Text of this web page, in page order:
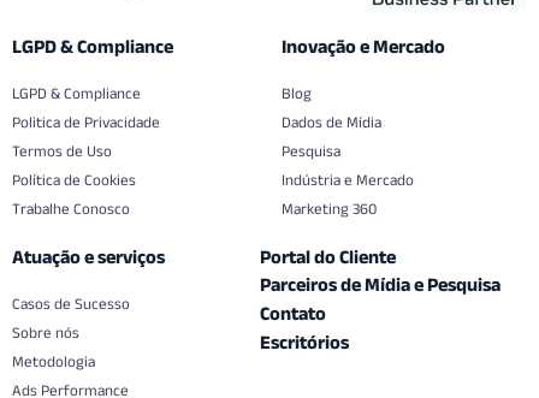
LGPD & Compliance
LGPD & Compliance
Politica de Privacidade
Termos de Uso
Política de Cookies
Trabalhe Conosco
Inovação e Mercado
Blog
Dados de Mídia
Pesquisa
Indústria e Mercado
Marketing 360
Atuação e serviços
Casos de Sucesso
Sobre nós
Metodologia
Ads Performance
Portal do Cliente
Parceiros de Mídia e Pesquisa
Contato
Escritórios